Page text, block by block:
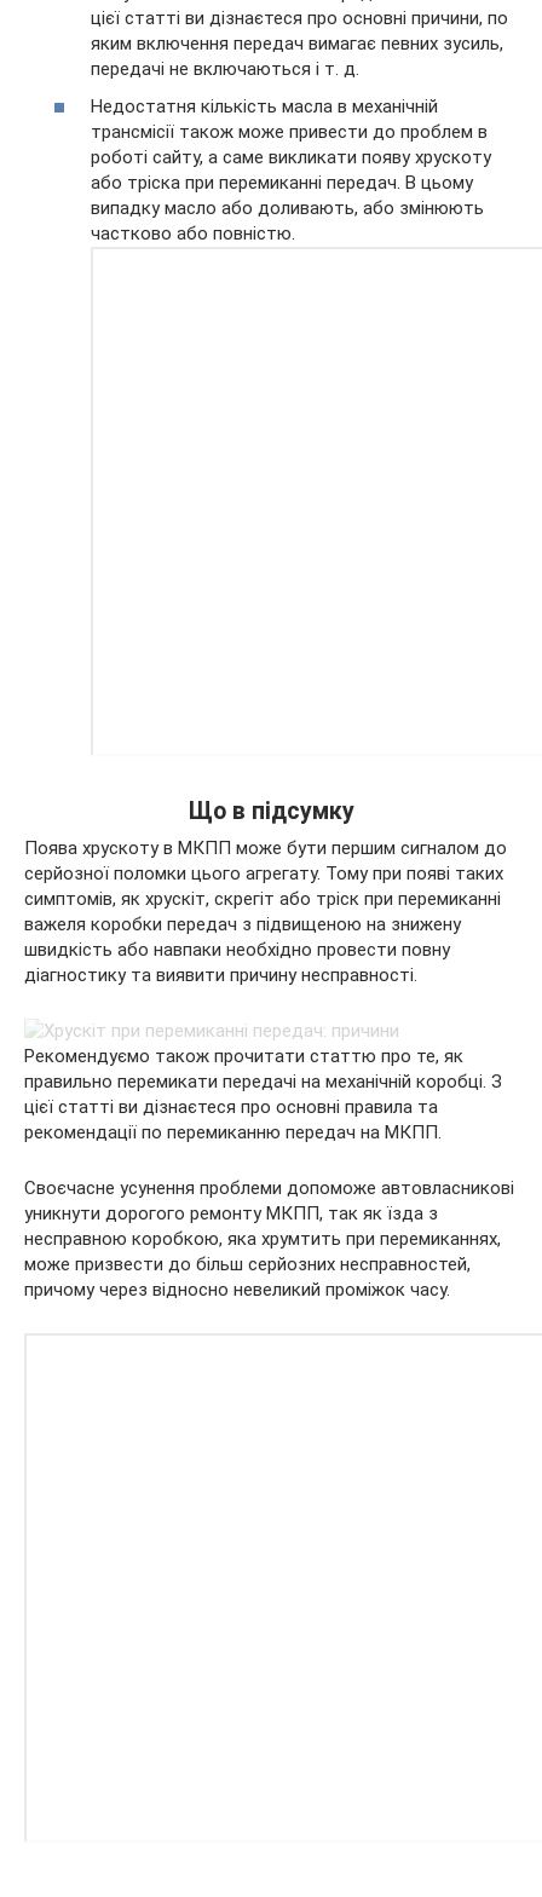
цієї статті ви дізнаєтеся про основні причини, по
яким включення передач вимагає певних зусиль,
передачі не включаються і т. д.
Недостатня кількість масла в механічній
трансмісії також може привести до проблем в
роботі сайту, а саме викликати появу хрускоту
або тріска при перемиканні передач. В цьому
випадку масло або доливають, або змінюють
частково або повністю.
Що в підсумку
Поява хрускоту в МКПП може бути першим сигналом до
серйозної поломки цього агрегату. Тому при появі таких
симптомів, як хрускіт, скрегіт або тріск при перемиканні
важеля коробки передач з підвищеною на знижену
швидкість або навпаки необхідно провести повну
діагностику та виявити причину несправності.
Рекомендуємо також прочитати статтю про те, як
правильно перемикати передачі на механічній коробці. З
цієї статті ви дізнаєтеся про основні правила та
рекомендації по перемиканню передач на МКПП.
Своєчасне усунення проблеми допоможе автовласникові
уникнути дорогого ремонту МКПП, так як їзда з
несправною коробкою, яка хрумтить при перемиканнях,
може призвести до більш серйозних несправностей,
причому через відносно невеликий проміжок часу.